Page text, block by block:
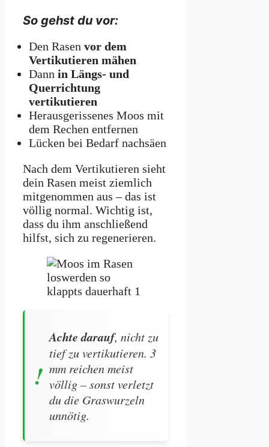
So gehst du vor:
Den Rasen vor dem
Vertikutieren mähen
Dann in Längs- und
Querrichtung
vertikutieren
Herausgerissenes Moos mit
dem Rechen entfernen
Lücken bei Bedarf nachsäen
Nach dem Vertikutieren sieht
dein Rasen meist ziemlich
mitgenommen aus – das ist
völlig normal. Wichtig ist,
dass du ihm anschließend
hilfst, sich zu regenerieren.
Achte darauf, nicht zu
tief zu vertikutieren. 3
mm reichen meist
völlig – sonst verletzt
du die Graswurzeln
unnötig.